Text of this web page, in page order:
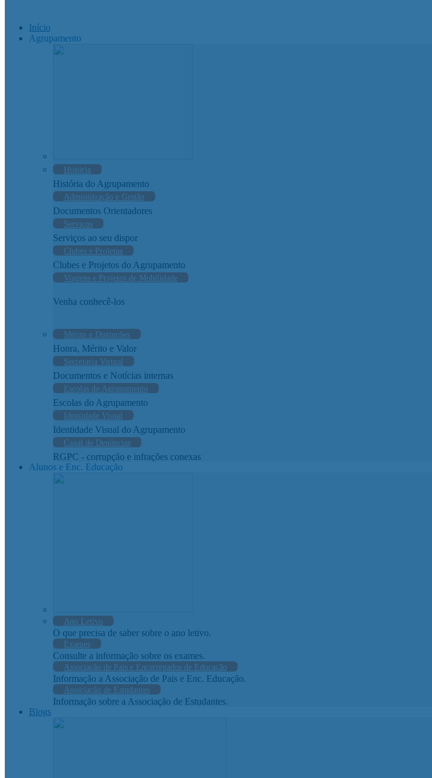
Início
Agrupamento
História
História do Agrupamento
Administração e Gestão
Documentos Orientadores
Serviços
Serviços ao seu dispor
Clubes e Projetos
Clubes e Projetos do Agrupamento
Viagens e Projetos de Mobilidade
Venha conhecê-los
Mérito e Distinções
Honra, Mérito e Valor
Secretaria Virtual
Documentos e Notícias internas
Escolas do Agrupamento
Escolas do Agrupamento
Identidade Visual
Identidade Visual do Agrupamento
Canal de Denúncias
RGPC - corrupção e infrações conexas
Alunos e Enc. Educação
Ano Letivo
O que precisa de saber sobre o ano letivo.
Exames
Consulte a informação sobre os exames.
Associação de Pais e Encarregados de Educação
Informação a Associação de Pais e Enc. Educação.
Associação de Estudantes
Informação sobre a Associação de Estudantes.
Blogs